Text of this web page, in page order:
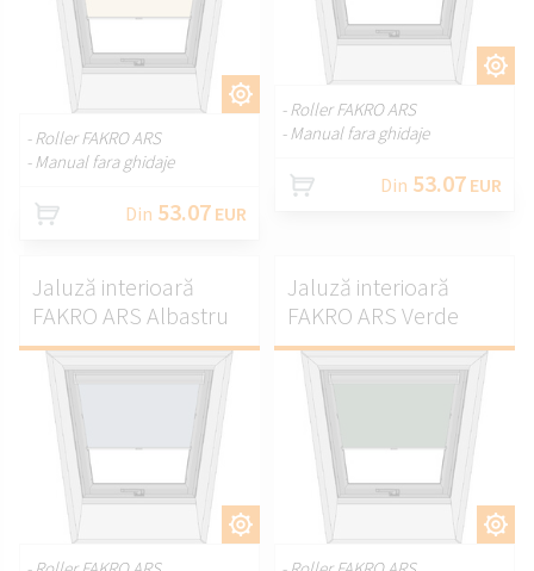
- Roller FAKRO ARS
- Manual fara ghidaje
Din 53.07 EUR
- Roller FAKRO ARS
- Manual fara ghidaje
Din 53.07 EUR
Jaluză interioară
FAKRO ARS Albastru
Jaluză interioară
FAKRO ARS Verde